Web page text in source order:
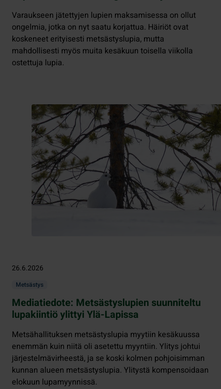
Varaukseen jätettyjen lupien maksamisessa on ollut
ongelmia, jotka on nyt saatu korjattua. Häiriöt ovat
koskeneet erityisesti metsästyslupia, mutta
mahdollisesti myös muita kesäkuun toisella viikolla
ostettuja lupia.
26.6.2026
Metsästys
Mediatiedote: Metsästyslupien suunniteltu
lupakiintiö ylittyi Ylä-Lapissa
Metsähallituksen metsästyslupia myytiin kesäkuussa
enemmän kuin niitä oli asetettu myyntiin. Ylitys johtui
järjestelmävirheestä, ja se koski kolmen pohjoisimman
kunnan alueen metsästyslupia. Ylitystä kompensoidaan
elokuun lupamyynnissä.